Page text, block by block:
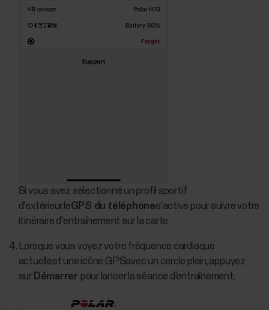
Si vous avez sélectionné un profil sportif
d'extérieur,leGPS du téléphones'active pour suivre votre
itinéraire d'entraînement sur la carte.
Lorsque vous voyez votre fréquence cardiaque
actuelleet une icône GPSavec un cercle plein, appuyez
sur Démarrer pour lancer la séance d’entraînement.